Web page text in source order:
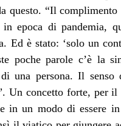
questo. “Il
epoca di pandemia,
Ed è stato: ‘solo un
poche parole c’è la
una persona. Il senso
Un concetto forte, per
in un modo di essere
conservanti, un vino
meglio per la salute, e
vino aiuta lo spirito”.
“La riflessione che
prodotti. Fare
soprattutto il
la propria famiglia